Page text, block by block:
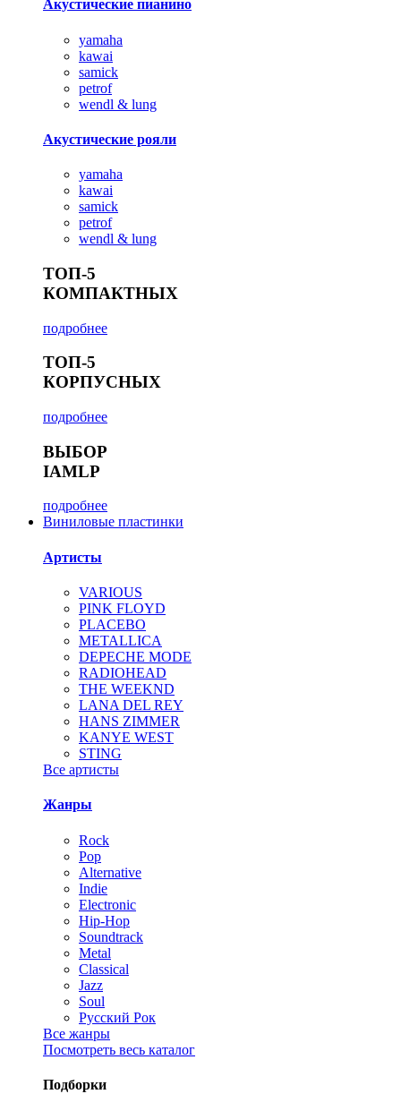
Акустические пианино
yamaha
kawai
samick
petrof
wendl & lung
Акустические рояли
yamaha
kawai
samick
petrof
wendl & lung
ТОП-5
КОМПАКТНЫХ
подробнее
ТОП-5
КОРПУСНЫХ
подробнее
ВЫБОР
IAMLP
подробнее
Виниловые пластинки
Артисты
VARIOUS
PINK FLOYD
PLACEBO
METALLICA
DEPECHE MODE
RADIOHEAD
THE WEEKND
LANA DEL REY
HANS ZIMMER
KANYE WEST
STING
Все артисты
Жанры
Rock
Pop
Alternative
Indie
Electronic
Hip-Hop
Soundtrack
Metal
Classical
Jazz
Soul
Русский Рок
Все жанры
Посмотреть весь каталог
Подборки